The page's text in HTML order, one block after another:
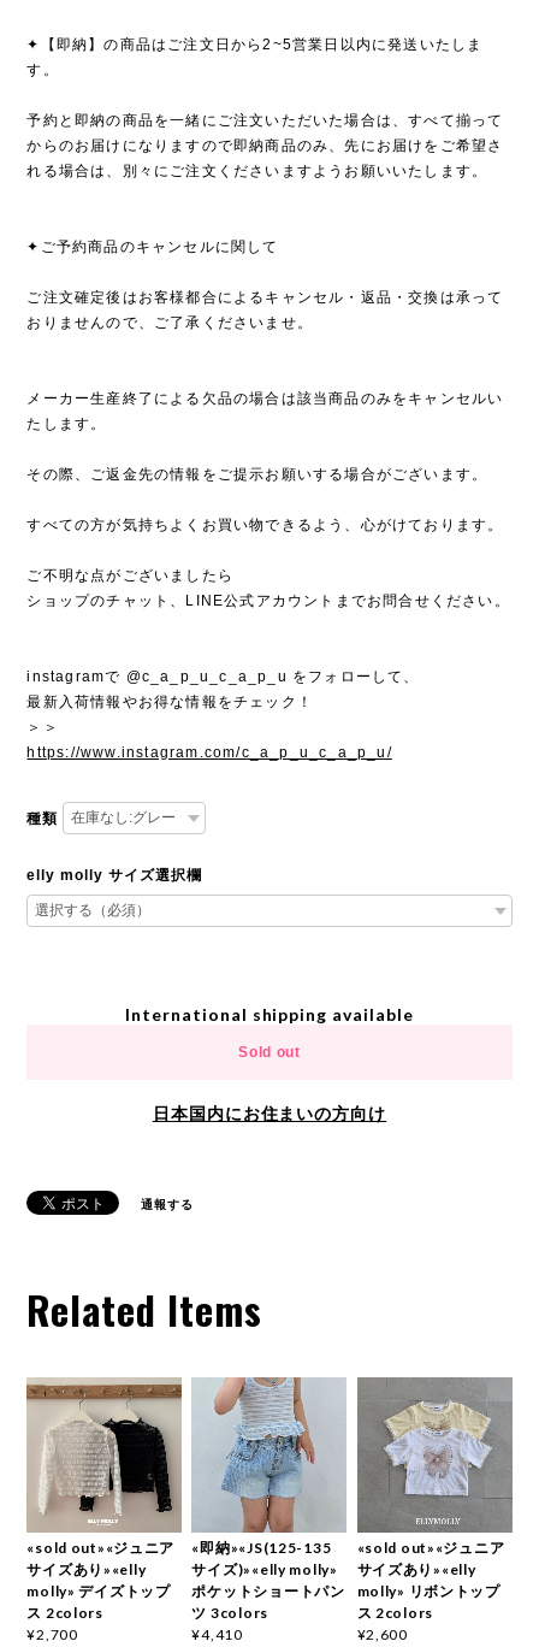
✦【即納】の商品はご注文日から2~5営業日以内に発送いたしま
す。
予約と即納の商品を一緒にご注文いただいた場合は、すべて揃って
からのお届けになりますので即納商品のみ、先にお届けをご希望さ
れる場合は、別々にご注文くださいますようお願いいたします。
✦ご予約商品のキャンセルに関して
ご注文確定後はお客様都合によるキャンセル・返品・交換は承って
おりませんので、ご了承くださいませ。
メーカー生産終了による欠品の場合は該当商品のみをキャンセルい
たします。
その際、ご返金先の情報をご提示お願いする場合がございます。
すべての方が気持ちよくお買い物できるよう、心がけております。
ご不明な点がございましたら
ショップのチャット、LINE公式アカウントまでお問合せください。
instagramで @c_a_p_u_c_a_p_u をフォローして、
最新入荷情報やお得な情報をチェック！
＞＞
https://www.instagram.com/c_a_p_u_c_a_p_u/
種類
elly molly サイズ選択欄
International shipping available
Sold out
日本国内にお住まいの方向け
通報する
Related Items
«sold out»«ジュニア
サイズあり»«elly
molly» デイズトップ
ス 2colors
¥2,700
«即納»«JS(125-135
サイズ)»«elly molly»
ポケットショートパン
ツ 3colors
¥4,410
«sold out»«ジュニア
サイズあり»«elly
molly» リボントップ
ス 2colors
¥2,600